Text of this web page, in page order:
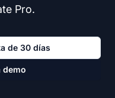
Pro.
de 30 días
demo